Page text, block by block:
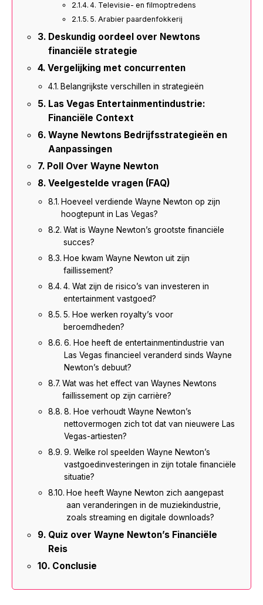
4. Televisie- en filmoptredens
5. Arabier paardenfokkerij
Deskundig oordeel over Newtons
financiële strategie
Vergelijking met concurrenten
Belangrijkste verschillen in strategieën
Las Vegas Entertainmentindustrie:
Financiële Context
Wayne Newtons Bedrijfsstrategieën en
Aanpassingen
Poll Over Wayne Newton
Veelgestelde vragen (FAQ)
Hoeveel verdiende Wayne Newton op zijn
hoogtepunt in Las Vegas?
Wat is Wayne Newton’s grootste financiële
succes?
Hoe kwam Wayne Newton uit zijn
faillissement?
4. Wat zijn de risico’s van investeren in
entertainment vastgoed?
5. Hoe werken royalty’s voor
beroemdheden?
6. Hoe heeft de entertainmentindustrie van
Las Vegas financieel veranderd sinds Wayne
Newton’s debuut?
Wat was het effect van Waynes Newtons
faillissement op zijn carrière?
8. Hoe verhoudt Wayne Newton’s
nettovermogen zich tot dat van nieuwere Las
Vegas-artiesten?
9. Welke rol speelden Wayne Newton’s
vastgoedinvesteringen in zijn totale financiële
situatie?
Hoe heeft Wayne Newton zich aangepast
aan veranderingen in de muziekindustrie,
zoals streaming en digitale downloads?
Quiz over Wayne Newton’s Financiële
Reis
Conclusie